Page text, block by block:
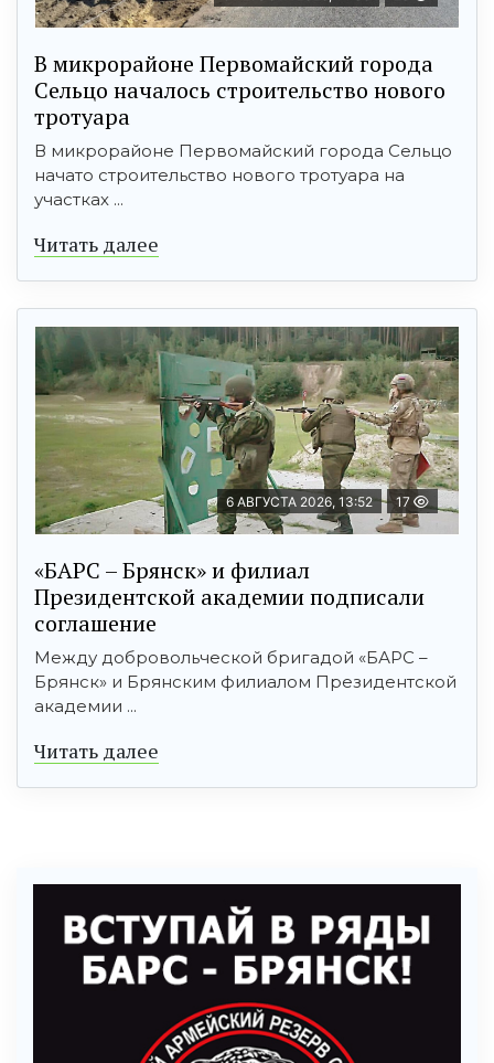
В микрорайоне Первомайский города
Сельцо началось строительство нового
тротуара
В микрорайоне Первомайский города Сельцо
начато строительство нового тротуара на
участках ...
Читать далее
6 АВГУСТА 2026, 13:52 17
«БАРС – Брянск» и филиал
Президентской академии подписали
соглашение
Между добровольческой бригадой «БАРС –
Брянск» и Брянским филиалом Президентской
академии ...
Читать далее